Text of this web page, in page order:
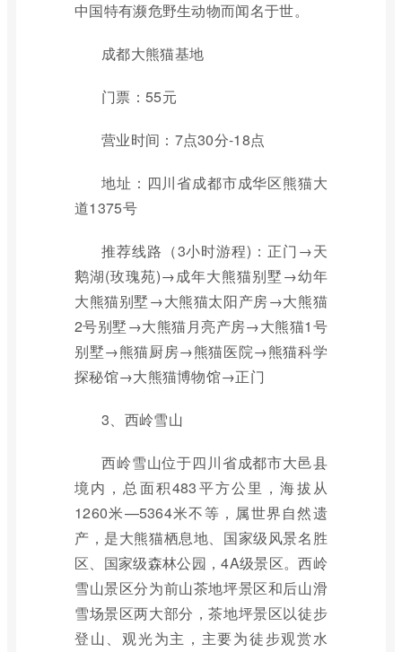
中国特有濒危野生动物而闻名于世。
成都大熊猫基地
门票：55元
营业时间：7点30分-18点
地址：四川省成都市成华区熊猫大
道1375号
推荐线路（3小时游程)：正门→天
鹅湖(玫瑰苑)→成年大熊猫别墅→幼年
大熊猫别墅→大熊猫太阳产房→大熊猫
2号别墅→大熊猫月亮产房→大熊猫1号
别墅→熊猫厨房→熊猫医院→熊猫科学
探秘馆→大熊猫博物馆→正门
3、西岭雪山
西岭雪山位于四川省成都市大邑县
境内，总面积483平方公里，海拔从
1260米—5364米不等，属世界自然遗
产，是大熊猫栖息地、国家级风景名胜
区、国家级森林公园，4A级景区。西岭
雪山景区分为前山茶地坪景区和后山滑
雪场景区两大部分，茶地坪景区以徒步
登山、观光为主，主要为徒步观赏水